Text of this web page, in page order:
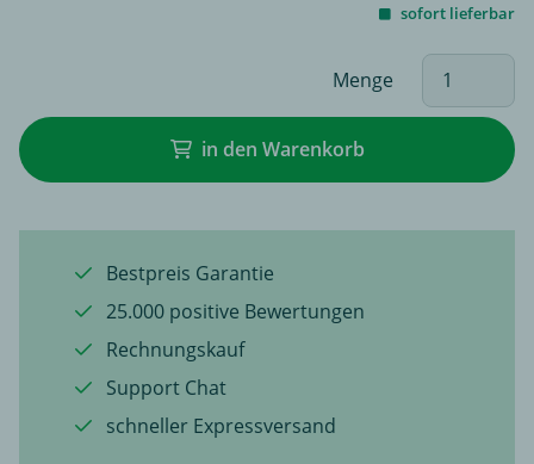
sofort lieferbar
Menge
in den Warenkorb
Bestpreis Garantie
25.000 positive Bewertungen
Rechnungskauf
Support Chat
schneller Expressversand